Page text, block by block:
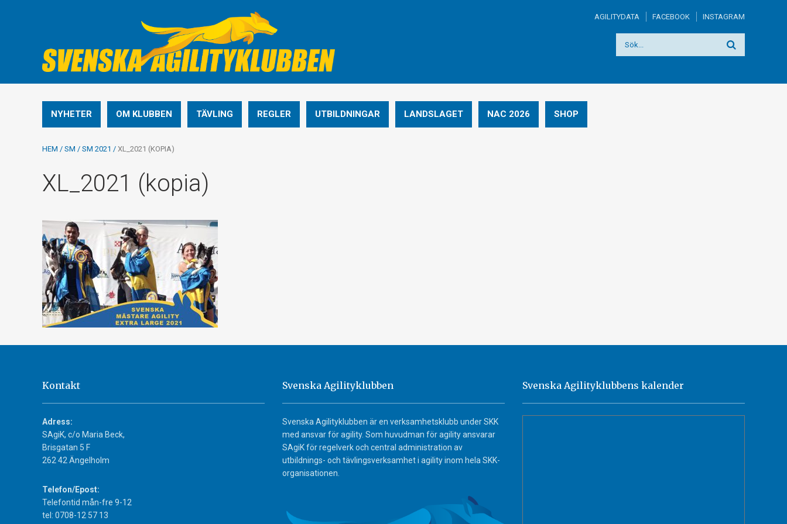
AGILITYDATA FACEBOOK INSTAGRAM
NYHETER OM KLUBBEN TÄVLING REGLER UTBILDNINGAR LANDSLAGET NAC 2026 SHOP
HEM / SM / SM 2021 / XL_2021 (KOPIA)
XL_2021 (kopia)
Kontakt
Adress:
SAgiK, c/o Maria Beck,
Brisgatan 5 F
262 42 Ängelholm
Telefon/Epost:
Telefontid mån-fre 9-12
tel: 0708-12 57 13
Svenska Agilityklubben
Svenska Agilityklubben är en verksamhetsklubb under SKK
med ansvar för agility. Som huvudman för agility ansvarar
SAgiK för regelverk och central administration av
utbildnings- och tävlingsverksamhet i agility inom hela SKK-
organisationen.
Svenska Agilityklubbens kalender